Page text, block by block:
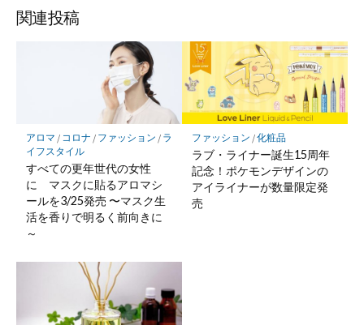
関連投稿
アロマ / コロナ / ファッション / ラ
イフスタイル
すべての更年世代の女性
に マスクに貼るアロマシ
ールを3/25発売 〜マスク生
活を香りで明るく前向きに
～
ファッション /化粧品
ラブ・ライナー誕生15周年
記念！ポケモンデザインの
アイライナーが数量限定発
売